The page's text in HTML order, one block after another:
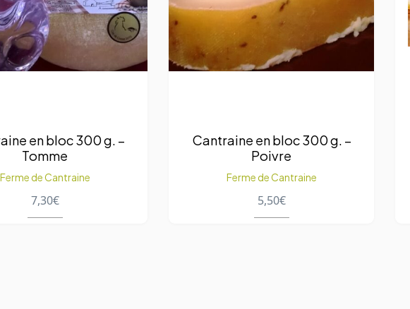
en bloc 300 g. –
Tomme
Ferme de Cantraine
7,30€
Cantraine en bloc 300 g. –
Poivre
Ferme de Cantraine
5,50€